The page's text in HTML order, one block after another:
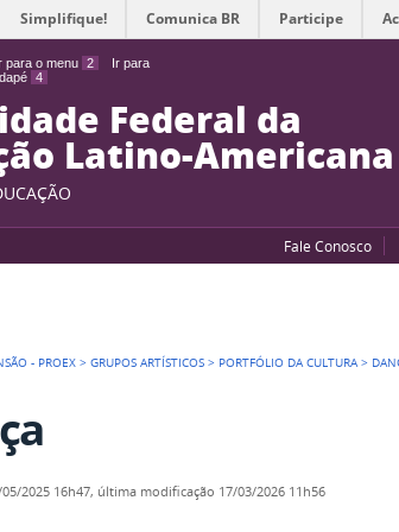
para o menu 2
Ir para
4
Simplifique! Comunica BR Participe
Federal da
Latino-Americana
Fale Conosco
- PROEX >GRUPOS ARTÍSTICOS > PORTFÓLIO DA CULTURA >
2025 16h47, última modificação 17/03/2026 11h56